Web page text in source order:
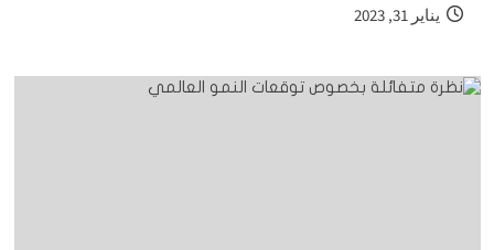
يناير 31, 2023